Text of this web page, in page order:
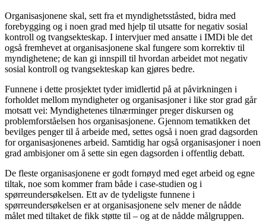
Organisasjonene skal, sett fra et myndighetsståsted, bidra med
forebygging og i noen grad med hjelp til utsatte for negativ sosial
kontroll og tvangsekteskap. I intervjuer med ansatte i IMDi ble det
også fremhevet at organisasjonene skal fungere som korrektiv til
myndighetene; de kan gi innspill til hvordan arbeidet mot negativ
sosial kontroll og tvangsekteskap kan gjøres bedre.
Funnene i dette prosjektet tyder imidlertid på at påvirkningen i
forholdet mellom myndigheter og organisasjoner i like stor grad går
motsatt vei: Myndighetenes tilnærminger preger diskursen og
problemforståelsen hos organisasjonene. Gjennom tematikken det
bevilges penger til å arbeide med, settes også i noen grad dagsorden
for organisasjonenes arbeid. Samtidig har også organisasjoner i noen
grad ambisjoner om å sette sin egen dagsorden i offentlig debatt.
De fleste organisasjonene er godt fornøyd med eget arbeid og egne
tiltak, noe som kommer fram både i case-studien og i
spørreundersøkelsen. Ett av de tydeligste funnene i
spørreundersøkelsen er at organisasjonene selv mener de nådde
målet med tiltaket de fikk støtte til – og at de nådde målgruppen.